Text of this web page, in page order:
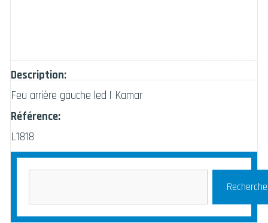
Description:
Feu arrière gauche led | Kamar
Référence:
L1818